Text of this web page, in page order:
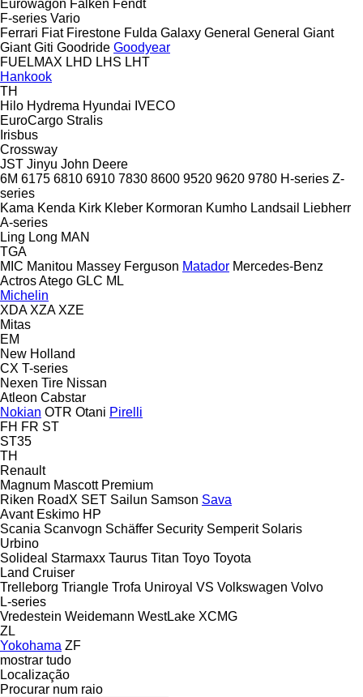
Eurowagon Falken Fendt
F-series Vario
Ferrari Fiat Firestone Fulda Galaxy General General Giant
Giant Giti Goodride Goodyear
FUELMAX LHD LHS LHT
Hankook
TH
Hilo Hydrema Hyundai IVECO
EuroCargo Stralis
Irisbus
Crossway
JST Jinyu John Deere
6M 6175 6810 6910 7830 8600 9520 9620 9780 H-series Z-
series
Kama Kenda Kirk Kleber Kormoran Kumho Landsail
Liebherr
A-series
Ling Long MAN
TGA
MIC Manitou Massey Ferguson Matador Mercedes-Benz
ActrosAtego GLC ML
Michelin
XDA XZA XZE
Mitas
EM
New Holland
CX T-series
Nexen Tire Nissan
Atleon Cabstar
Nokian OTR Otani Pirelli
FH FR ST
ST35
TH
Renault
Magnum Mascott Premium
Riken RoadX SET Sailun Samson Sava
Avant Eskimo HP
Scania Scanvogn Schäffer Security Semperit Solaris
Urbino
Solideal Starmaxx Taurus Titan Toyo Toyota
Land Cruiser
Trelleborg Triangle Trofa Uniroyal VS Volkswagen Volvo
L-series
Vredestein Weidemann WestLake XCMG
ZL
Yokohama ZF
mostrar tudo
Localização
Procurar num raio